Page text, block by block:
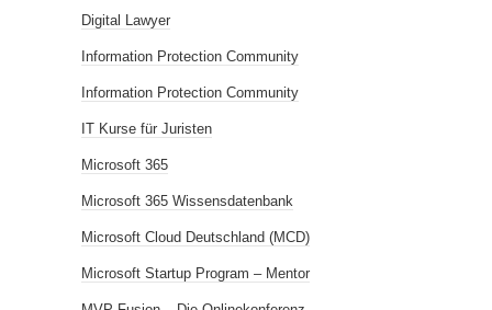
Digital Lawyer
Information Protection Community
Information Protection Community
IT Kurse für Juristen
Microsoft 365
Microsoft 365 Wissensdatenbank
Microsoft Cloud Deutschland (MCD)
Microsoft Startup Program – Mentor